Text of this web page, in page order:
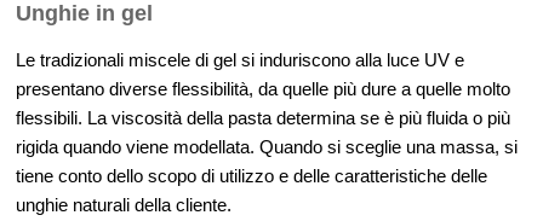
Unghie in gel
Le tradizionali miscele di gel si induriscono alla luce UV e
presentano diverse flessibilità, da quelle più dure a quelle molto
flessibili. La viscosità della pasta determina se è più fluida o più
rigida quando viene modellata. Quando si sceglie una massa, si
tiene conto dello scopo di utilizzo e delle caratteristiche delle
unghie naturali della cliente.